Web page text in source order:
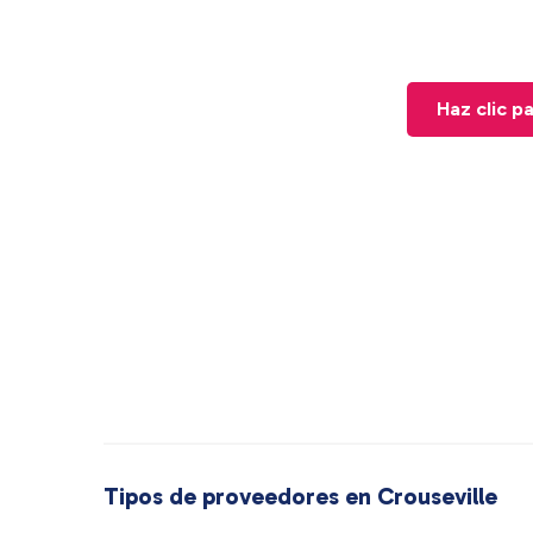
Haz clic
Tipos de proveedores en Crouseville